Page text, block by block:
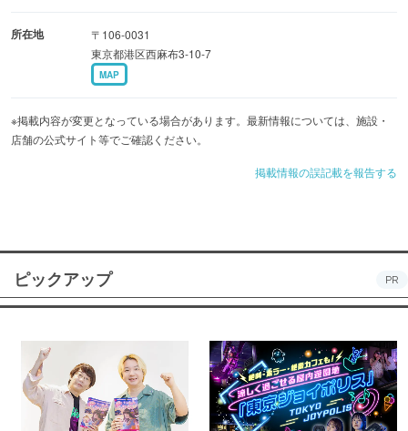
所在地
〒106-0031
東京都港区西麻布3-10-7
MAP
※掲載内容が変更となっている場合があります。最新情報については、施設・
店舗の公式サイト等でご確認ください。
掲載情報の誤記載を報告する
ピックアップ PR